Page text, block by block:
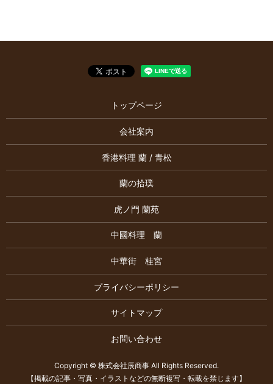
トップページ
会社案内
香港料理 蘭 / 青松
蘭の拾璞
虎ノ門 蘭苑
中國料理 蘭
中華街 桂宮
プライバシーポリシー
サイトマップ
お問い合わせ
Copyright © 株式会社辰商事 All Rights Reserved.
【掲載の記事・写真・イラストなどの無断複写・転載を禁じます】